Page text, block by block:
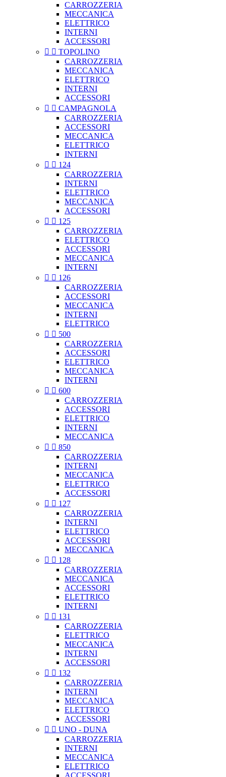
CARROZZERIA
MECCANICA
ELETTRICO
INTERNI
ACCESSORI
  TOPOLINO
CARROZZERIA
MECCANICA
ELETTRICO
INTERNI
ACCESSORI
  CAMPAGNOLA
CARROZZERIA
ACCESSORI
MECCANICA
ELETTRICO
INTERNI
  124
CARROZZERIA
INTERNI
ELETTRICO
MECCANICA
ACCESSORI
  125
CARROZZERIA
ELETTRICO
ACCESSORI
MECCANICA
INTERNI
  126
CARROZZERIA
ACCESSORI
MECCANICA
INTERNI
ELETTRICO
  500
CARROZZERIA
ACCESSORI
ELETTRICO
MECCANICA
INTERNI
  600
CARROZZERIA
ACCESSORI
ELETTRICO
INTERNI
MECCANICA
  850
CARROZZERIA
INTERNI
MECCANICA
ELETTRICO
ACCESSORI
  127
CARROZZERIA
INTERNI
ELETTRICO
ACCESSORI
MECCANICA
  128
CARROZZERIA
MECCANICA
ACCESSORI
ELETTRICO
INTERNI
  131
CARROZZERIA
ELETTRICO
MECCANICA
INTERNI
ACCESSORI
  132
CARROZZERIA
INTERNI
MECCANICA
ELETTRICO
ACCESSORI
  UNO - DUNA
CARROZZERIA
INTERNI
MECCANICA
ELETTRICO
ACCESSORI